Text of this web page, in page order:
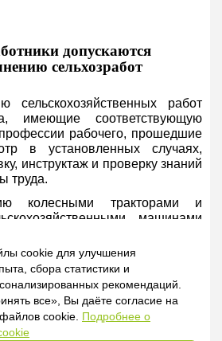
cookie для улучшения
сбора статистики и
рекомендаций.
все», Вы даёте согласие на
cookie. Подробнее о
допускаются
сельхозработ
сельскохозяйственных работ
имеющие соответствующую
рабочего, прошедшие
в установленных случаях,
инструктаж и проверку знаний
труда.
колесными тракторами и
машинами
право управления колесным
машиной (удостоверение
соответствующей категории